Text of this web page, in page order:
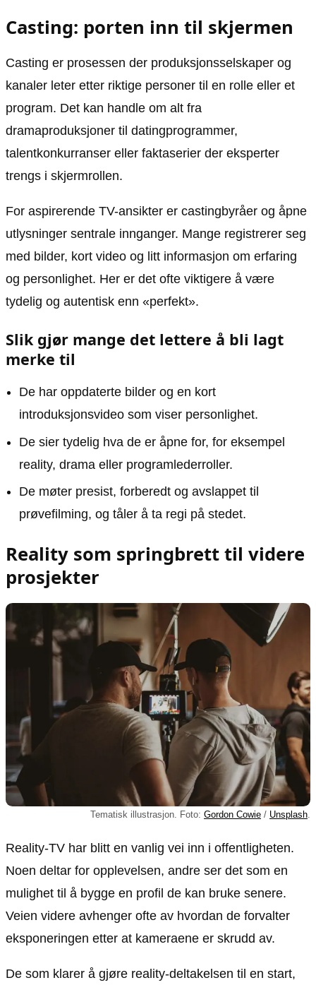
Casting: porten inn til skjermen
Casting er prosessen der produksjonsselskaper og
kanaler leter etter riktige personer til en rolle eller et
program. Det kan handle om alt fra
dramaproduksjoner til datingprogrammer,
talentkonkurranser eller faktaserier der eksperter
trengs i skjermrollen.
For aspirerende TV-ansikter er castingbyråer og åpne
utlysninger sentrale innganger. Mange registrerer seg
med bilder, kort video og litt informasjon om erfaring
og personlighet. Her er det ofte viktigere å være
tydelig og autentisk enn «perfekt».
Slik gjør mange det lettere å bli lagt
merke til
De har oppdaterte bilder og en kort
introduksjonsvideo som viser personlighet.
De sier tydelig hva de er åpne for, for eksempel
reality, drama eller programlederroller.
De møter presist, forberedt og avslappet til
prøvefilming, og tåler å ta regi på stedet.
Reality som springbrett til videre
prosjekter
Tematisk illustrasjon. Foto: Gordon Cowie / Unsplash.
Reality-TV har blitt en vanlig vei inn i offentligheten.
Noen deltar for opplevelsen, andre ser det som en
mulighet til å bygge en profil de kan bruke senere.
Veien videre avhenger ofte av hvordan de forvalter
eksponeringen etter at kameraene er skrudd av.
De som klarer å gjøre reality-deltakelsen til en start,